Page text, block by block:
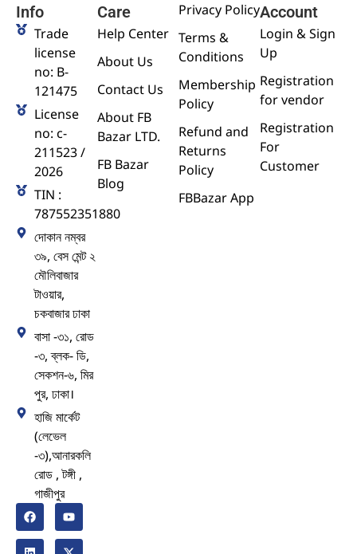
Info
Trade
license
no: B-
121475
License
no: c-
211523 /
2026
TIN :
787552351880
দোকান নম্বর
৩৯, বেস মেন্ট ২
মৌলিবাজার
টাওয়ার,
চকবাজার ঢাকা
বাসা -৩১, রোড
-৩, ব্লক- ডি,
সেকশন-৬, মির
পুর, ঢাকা।
হাজি মার্কেট
(লেভেল
-৩),আনারকলি
রোড , টঙ্গী ,
গাজীপুর
Care
Help Center
About Us
Contact Us
About FB
Bazar LTD.
FB Bazar
Blog
Privacy Policy
Terms &
Conditions
Membership
Policy
Refund and
Returns
Policy
FBBazar App
Account
Login & Sign
Up
Registration
for vendor
Registration
For
Customer